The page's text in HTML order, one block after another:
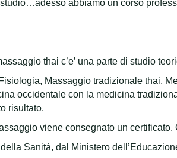
abbiamo un corso
thai c’e’ una parte di studio
Fisiologia, Massaggio tradizionale thai,
occidentale con la medicina
risultato.
viene consegnato un
Sanità, dal Ministero